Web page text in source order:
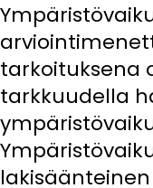
tarkoituksena
tarkkuudella